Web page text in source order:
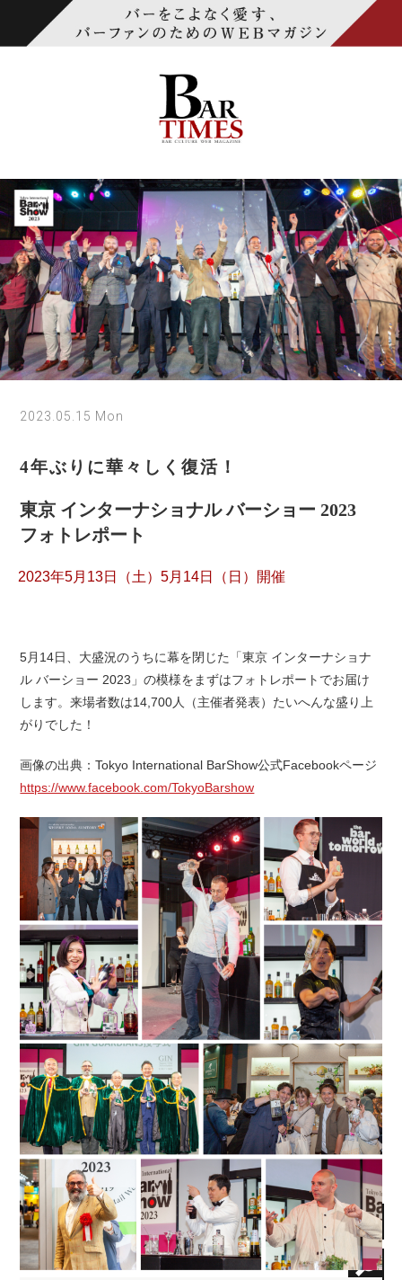
2023.05.15 Mon
4年ぶりに華々しく復活！
東京 インターナショナル バーショー 2023
フォトレポート
2023年5月13日（土）5月14日（日）開催
5月14日、大盛況のうちに幕を閉じた「東京 インターナショナ
ル バーショー 2023」の模様をまずはフォトレポートでお届け
します。来場者数は14,700人（主催者発表）たいへんな盛り上
がりでした！
画像の出典：Tokyo International BarShow公式Facebookページ
https://www.facebook.com/TokyoBarshow